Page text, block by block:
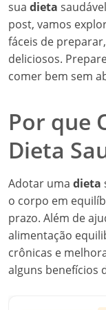
sua dieta
post, vamos
fáceis de
deliciosos.
comer bem sem
Por que
Dieta
Adotar uma dieta
o corpo em
prazo. Além de
alimentação
crônicas e
alguns benefícios